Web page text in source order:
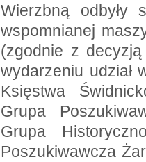
Wierzbną odbyły
wspomnianej
(zgodnie z
wydarzeniu udział
Księstwa
Grupa
Grupa
Poszukiwawcza